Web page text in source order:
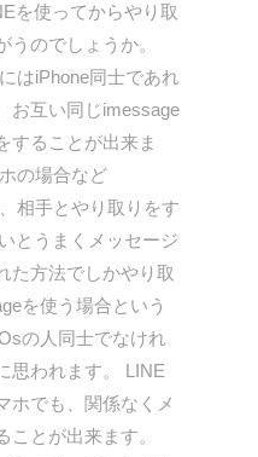
を使ってからやり取
うのでしょうか。
はiPhone同士であれ
お互い同じimessage
することが出来ま
の場合など
相手とやり取りをす
とうまくメッセージ
た方法でしかやり取
を使う場合という
の人同士でなけれ
思われます。 LINE
ホでも、関係なくメ
ことが出来ます。